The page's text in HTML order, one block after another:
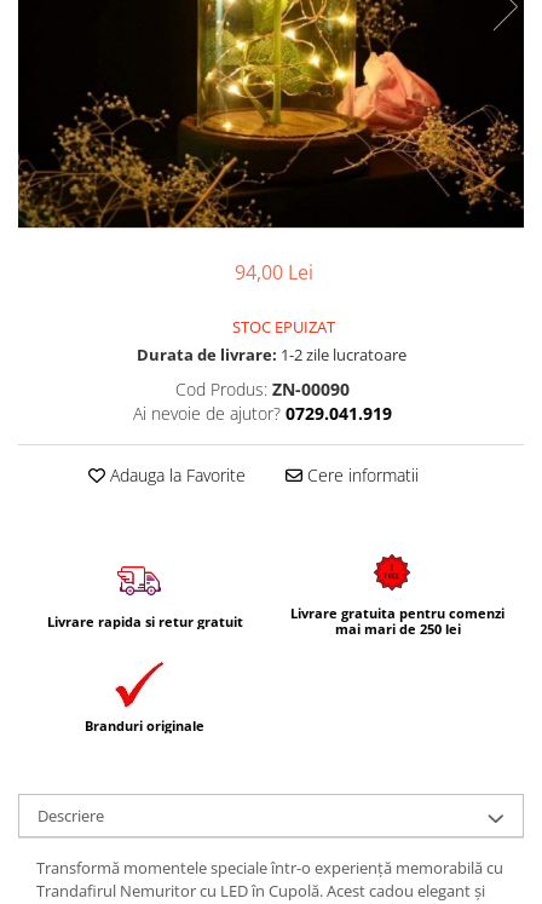
94,00 Lei
STOC EPUIZAT
Durata de livrare: 1-2 zile lucratoare
Cod Produs: ZN-00090
Ai nevoie de ajutor? 0729.041.919
Adauga la Favorite Cere informatii
Livrare rapida si retur gratuit
Livrare gratuita pentru comenzi
mai mari de 250 lei
Branduri originale
Descriere
Transformă momentele speciale într-o experiență memorabilă cu
Trandafirul Nemuritor cu LED în Cupolă. Acest cadou elegant și